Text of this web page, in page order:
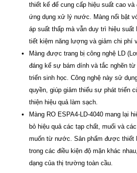
thiết kế để cung cấp hiệu suất cao và
ứng dụng xử lý nước. Màng nổi bật
áp suất thấp mà vẫn duy trì hiệu
tiết kiệm năng lượng và giảm chi phí
Màng được trang bị công nghệ LD
đáng kể sự bám dính và tắc nghẽn
triển sinh học. Công nghệ này sử
quyền, giúp giảm thiểu sự phát triển
thiện hiệu quả làm sạch.
Màng RO ESPA4-LD-4040 mang lại
bỏ hiệu quả các tạp chất, muối và
muốn từ nước. Sản phẩm được thiết
trong các điều kiện độ mặn khác
dạng của thị trường toàn cầu.